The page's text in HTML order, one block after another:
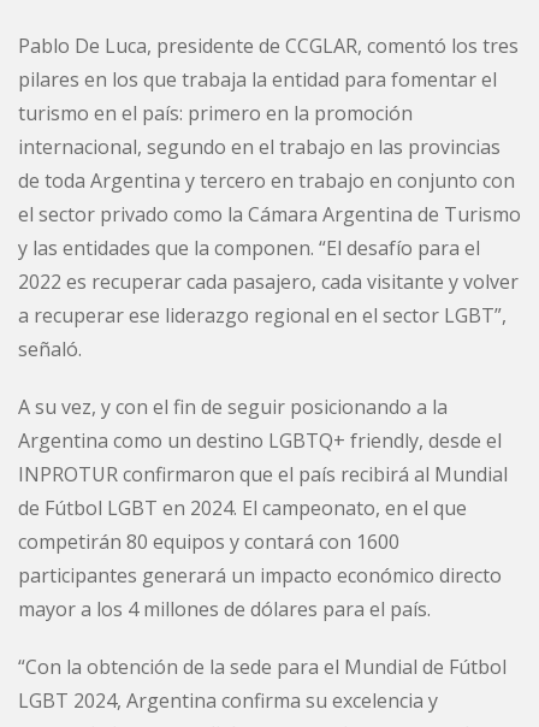
Pablo De Luca, presidente de CCGLAR, comentó los tres
pilares en los que trabaja la entidad para fomentar el
turismo en el país: primero en la promoción
internacional, segundo en el trabajo en las provincias
de toda Argentina y tercero en trabajo en conjunto con
el sector privado como la Cámara Argentina de Turismo
y las entidades que la componen. “El desafío para el
2022 es recuperar cada pasajero, cada visitante y volver
a recuperar ese liderazgo regional en el sector LGBT”,
señaló.
A su vez, y con el fin de seguir posicionando a la
Argentina como un destino LGBTQ+ friendly, desde el
INPROTUR confirmaron que el país recibirá al Mundial
de Fútbol LGBT en 2024. El campeonato, en el que
competirán 80 equipos y contará con 1600
participantes generará un impacto económico directo
mayor a los 4 millones de dólares para el país.
“Con la obtención de la sede para el Mundial de Fútbol
LGBT 2024, Argentina confirma su excelencia y